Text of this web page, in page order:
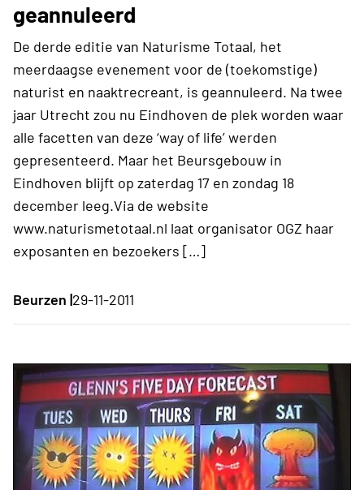
geannuleerd
De derde editie van Naturisme Totaal, het
meerdaagse evenement voor de (toekomstige)
naturist en naaktrecreant, is geannuleerd. Na twee
jaar Utrecht zou nu Eindhoven de plek worden waar
alle facetten van deze ‘way of life’ werden
gepresenteerd. Maar het Beursgebouw in
Eindhoven blijft op zaterdag 17 en zondag 18
december leeg.Via de website
www.naturismetotaal.nl laat organisator OGZ haar
exposanten en bezoekers […]
Beurzen |29-11-2011